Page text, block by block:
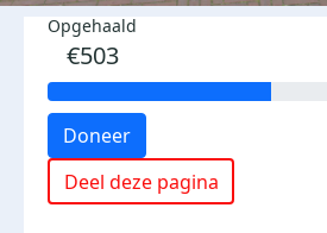
Opgehaald
€503
Doneer
Deel deze pagina